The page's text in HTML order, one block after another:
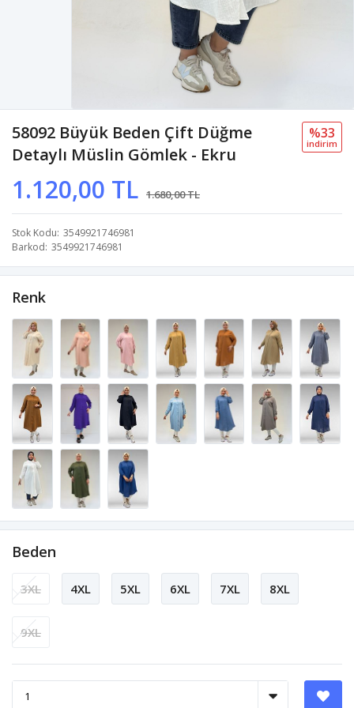
58092 Büyük Beden Çift Düğme
Detaylı Müslin Gömlek - Ekru
1.120,00 TL 1.680,00 TL
%33
i̇ndi̇ri̇m
Stok Kodu 3549921746981
Barkod 3549921746981
Renk
Beden
3XL 4XL 5XL 6XL 7XL 8XL
9XL